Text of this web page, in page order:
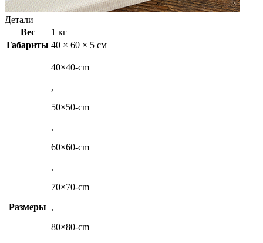
Детали
Вес
1 кг
Габариты 40 × 60 × 5 см
Размеры
40×40-cm
,
50×50-cm
,
60×60-cm
,
70×70-cm
,
80×80-cm